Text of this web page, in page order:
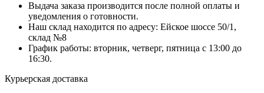
Выдача заказа производится после полной оплаты и
уведомления о готовности.
Наш склад находится по адресу: Ейское шоссе 50/1,
склад №8
График работы: вторник, четверг, пятница с 13:00 до
16:30.
Курьерская доставка